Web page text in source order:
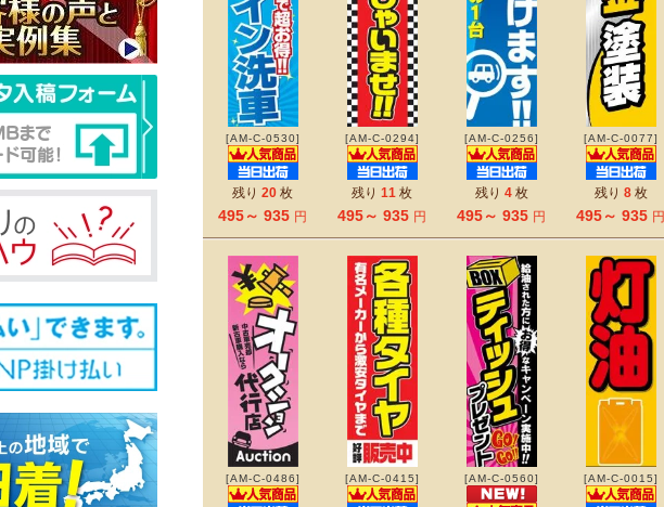
[AM-C-0530]
残り 20 枚
495～ 935 円
[AM-C-0294]
残り 11 枚
495～ 935 円
[AM-C-0256]
残り 4枚
495～ 935 円
[AM-C-0077]
残り 8枚
495～ 935 円
[AM-C-0486] [AM-C-0415] [AM-C-0560] [AM-C-0015]